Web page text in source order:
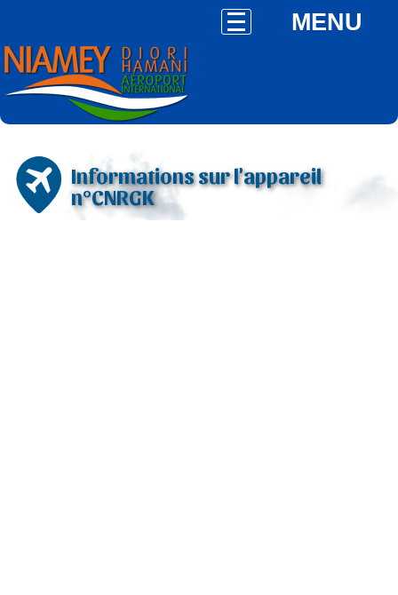
MENU
Informations sur l'appareil
n°CNRGK